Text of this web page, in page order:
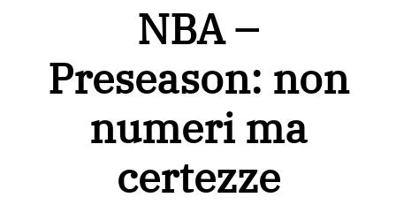
NBA –
Preseason: non
numeri ma
certezze